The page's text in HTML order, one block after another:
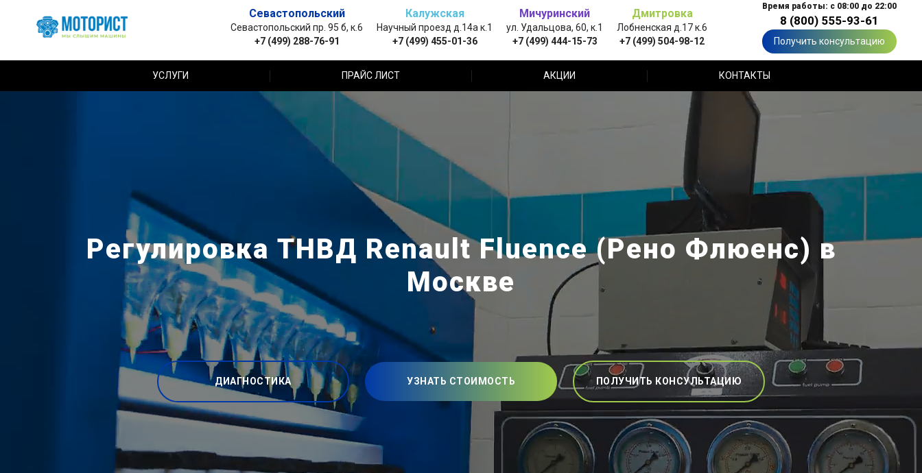
Севастопольский
Севастопольский пр. 95 б, к.6
+7 (499) 288-76-91
Калужская
Научный проезд д.14а к.1
+7 (499) 455-01-36
Мичуринский
ул. Удальцова, 60, к.1
+7 (499) 444-15-73
Дмитровка
Лобненская д.17 к.6
+7 (499) 504-98-12
Время работы: с 08:00 до 22:00
8 (800) 555-93-61
Получить консультацию
УСЛУГИ ПРАЙС ЛИСТ АКЦИИ КОНТАКТЫ
Регулировка ТНВД Renault Fluence (Рено Флюенс) в
Москве
ДИАГНОСТИКА УЗНАТЬ СТОИМОСТЬ ПОЛУЧИТЬ КОНСУЛЬТАЦИЮ